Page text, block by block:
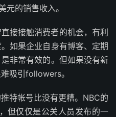
元的销售收入。
接接触消费者的机会，有利
如果企业自身有博客、定期
非常有效的。但如果没有新
吸引followers。
特帐号比没有更糟。NBC的
但仅仅是公关人员发布的一